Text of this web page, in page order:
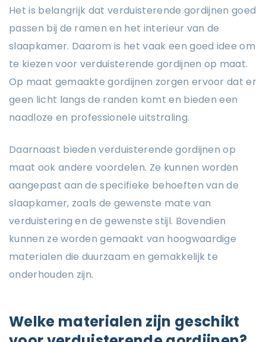
Het is belangrijk dat verduisterende gordijnen goed
passen bij de ramen en het interieur van de
slaapkamer. Daarom is het vaak een goed idee om
te kiezen voor verduisterende gordijnen op maat.
Op maat gemaakte gordijnen zorgen ervoor dat er
geen licht langs de randen komt en bieden een
naadloze en professionele uitstraling.
Daarnaast bieden verduisterende gordijnen op
maat ook andere voordelen. Ze kunnen worden
aangepast aan de specifieke behoeften van de
slaapkamer, zoals de gewenste mate van
verduistering en de gewenste stijl. Bovendien
kunnen ze worden gemaakt van hoogwaardige
materialen die duurzaam en gemakkelijk te
onderhouden zijn.
Welke materialen zijn geschikt